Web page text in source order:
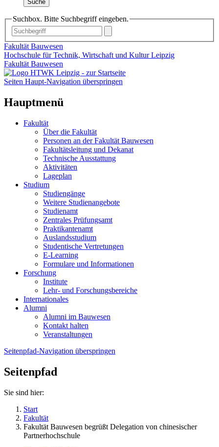
Suche
Suchbox. Bitte Suchbegriff eingeben.
Fakultät Bauwesen
Hochschule für Technik, Wirtschaft und Kultur Leipzig
Fakultät Bauwesen
Seiten Haupt-Navigation überspringen
Hauptmenü
Fakultät
Über die Fakultät
Personen an der Fakultät Bauwesen
Fakultätsleitung und Dekanat
Technische Ausstattung
Aktivitäten
Lageplan
Studium
Studiengänge
Weitere Studienangebote
Studienamt
Zentrales Prüfungsamt
Praktikantenamt
Auslandsstudium
Studentische Vertretungen
E-Learning
Formulare und Informationen
Forschung
Institute
Lehr- und Forschungsbereiche
Internationales
Alumni
Alumni im Bauwesen
Kontakt halten
Veranstaltungen
Seitenpfad-Navigation überspringen
Seitenpfad
Sie sind hier:
Start
Fakultät
Fakultät Bauwesen begrüßt Delegation von chinesischer
Partnerhochschule